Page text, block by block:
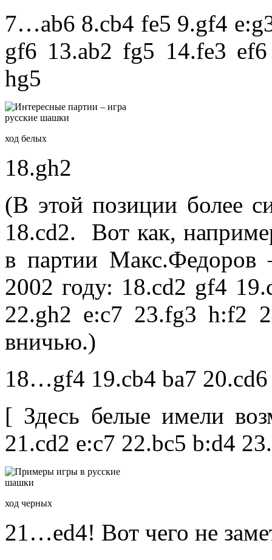
7…ab6 8.cb4 fe5 9.gf4
gf6 13.ab2 fg5 14.fe3
hg5
ход белых
18.gh2
(В этой позиции более
18.cd2. Вот как,
в партии
2002 году: 18.cd2 gf4
22.gh2 e:c7 23.fg3 h:f2
вничью.)
18…gf4 19.cb4 ba7 20.cd6
[ Здесь белые имели
21.cd2 e:c7 22.bc5 b:d4
ход черных
21…ed4! Вот чего не